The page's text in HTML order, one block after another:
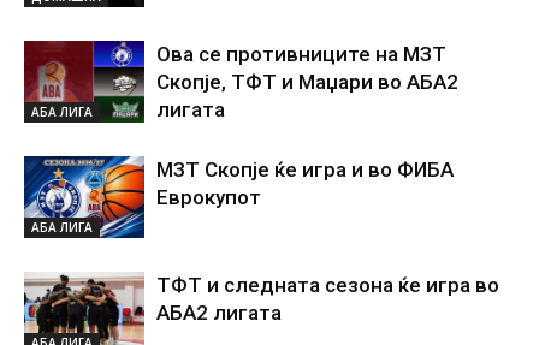
АБА ЛИГА
Ова се противниците на МЗТ
Скопје, ТФТ и Маџари во АБА2
лигата
АБА ЛИГА
МЗТ Скопје ќе игра и во ФИБА
Еврокупот
ТФТ и следната сезона ќе игра во
АБА2 лигата